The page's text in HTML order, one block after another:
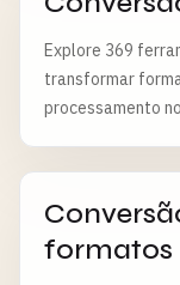
Explore 369
transformar
processamento
formatos